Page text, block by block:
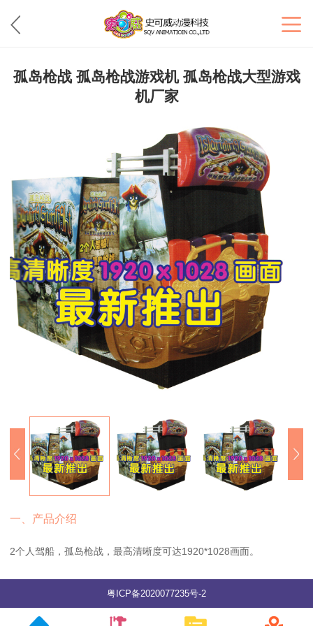
孤岛枪战 孤岛枪战游戏机 孤岛枪战大型游戏
机厂家
一、产品介绍
2个人驾船，孤岛枪战，最高清晰度可达1920*1028画面。
粤ICP备2020077235号-2